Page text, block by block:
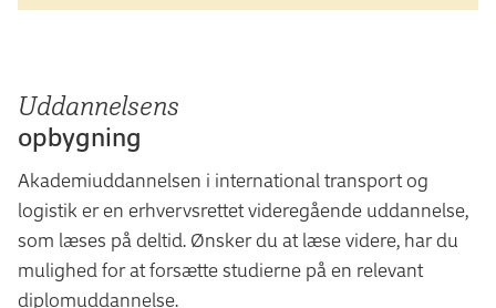
Uddannelsens
opbygning
Akademiuddannelsen i international transport og
logistik er en erhvervsrettet videregående uddannelse,
som læses på deltid. Ønsker du at læse videre, har du
mulighed for at forsætte studierne på en relevant
diplomuddannelse.